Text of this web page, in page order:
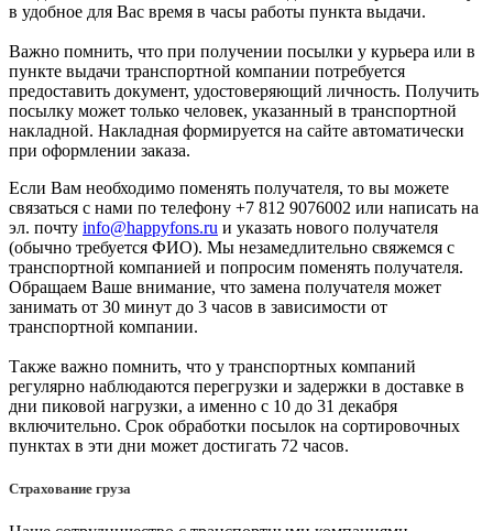
в удобное для Вас время в часы работы пункта выдачи.
Важно помнить, что при получении посылки у курьера или в
пункте выдачи транспортной компании потребуется
предоставить документ, удостоверяющий личность. Получить
посылку может только человек, указанный в транспортной
накладной. Накладная формируется на сайте автоматически
при оформлении заказа.
Если Вам необходимо поменять получателя, то вы можете
связаться с нами по телефону +7 812 9076002 или написать на
эл. почту info@happyfons.ru и указать нового получателя
(обычно требуется ФИО). Мы незамедлительно свяжемся с
транспортной компанией и попросим поменять получателя.
Обращаем Ваше внимание, что замена получателя может
занимать от 30 минут до 3 часов в зависимости от
транспортной компании.
Также важно помнить, что у транспортных компаний
регулярно наблюдаются перегрузки и задержки в доставке в
дни пиковой нагрузки, а именно с 10 до 31 декабря
включительно. Срок обработки посылок на сортировочных
пунктах в эти дни может достигать 72 часов.
Страхование груза